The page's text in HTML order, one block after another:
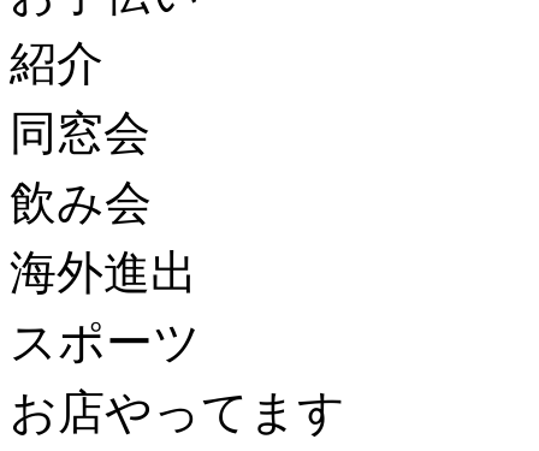
紹介
同窓会
飲み会
海外進出
スポーツ
お店やってます